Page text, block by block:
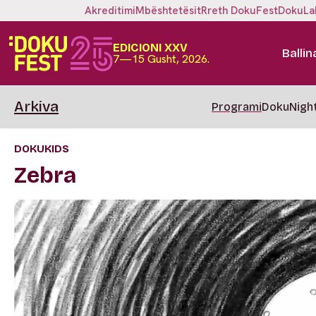
AkreditimiMbështetësitRreth DokuFest
EDICIONI XXV
7—15 Gusht, 2026.
Arkiva Programi
DOKUKIDS
Zebra